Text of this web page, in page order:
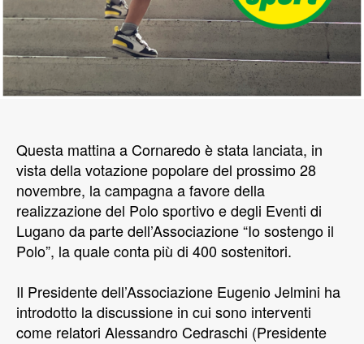
Questa mattina a Cornaredo è stata lanciata, in
vista della votazione popolare del prossimo 28
novembre, la campagna a favore della
realizzazione del Polo sportivo e degli Eventi di
Lugano da parte dell’Associazione “Io sostengo il
Polo”, la quale conta più di 400 sostenitori.
Il Presidente dell’Associazione Eugenio Jelmini ha
introdotto la discussione in cui sono interventi
come relatori Alessandro Cedraschi (Presidente